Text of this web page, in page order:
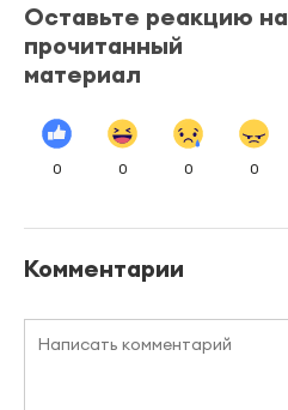
Оставьте реакцию на
прочитанный
материал
0 0 0 0
Комментарии